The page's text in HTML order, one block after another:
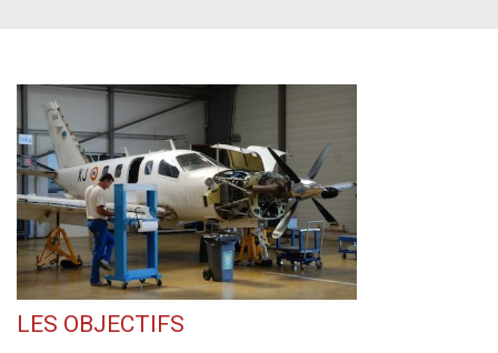
LES OBJECTIFS